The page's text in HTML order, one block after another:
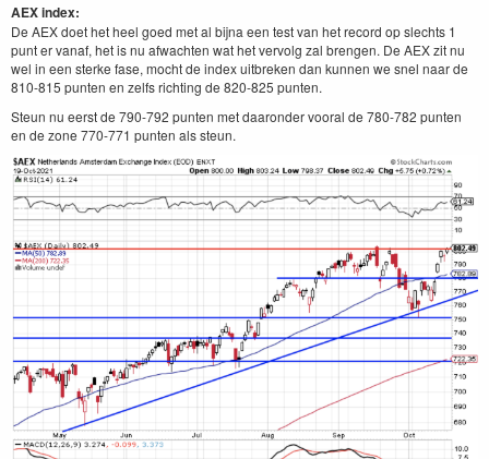
AEX index:
De AEX doet het heel goed met al bijna een test van het record op slechts 1
punt er vanaf, het is nu afwachten wat het vervolg zal brengen. De AEX zit nu
wel in een sterke fase, mocht de index uitbreken dan kunnen we snel naar de
810-815 punten en zelfs richting de 820-825 punten.
Steun nu eerst de 790-792 punten met daaronder vooral de 780-782 punten
en de zone 770-771 punten als steun.